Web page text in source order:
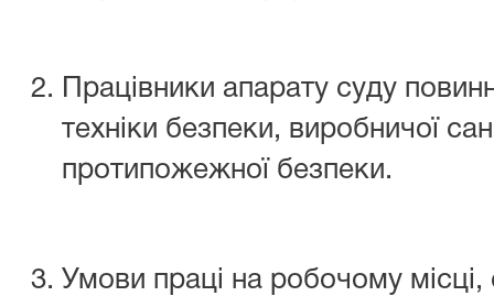
Працівники апарату суду
техніки безпеки, виробничої
протипожежної безпеки.
Умови праці на робочому місці,